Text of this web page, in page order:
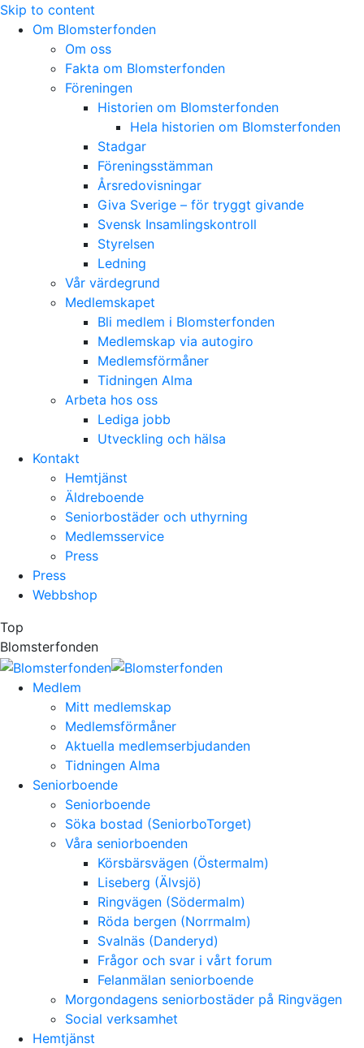
Skip to content
Om Blomsterfonden
Om oss
Fakta om Blomsterfonden
Föreningen
Historien om Blomsterfonden
Hela historien om Blomsterfonden
Stadgar
Föreningsstämman
Årsredovisningar
Giva Sverige – för tryggt givande
Svensk Insamlingskontroll
Styrelsen
Ledning
Vår värdegrund
Medlemskapet
Bli medlem i Blomsterfonden
Medlemskap via autogiro
Medlemsförmåner
Tidningen Alma
Arbeta hos oss
Lediga jobb
Utveckling och hälsa
Kontakt
Hemtjänst
Äldreboende
Seniorbostäder och uthyrning
Medlemsservice
Press
Press
Webbshop
Top
Blomsterfonden
Medlem
Mitt medlemskap
Medlemsförmåner
Aktuella medlemserbjudanden
Tidningen Alma
Seniorboende
Seniorboende
Söka bostad (SeniorboTorget)
Våra seniorboenden
Körsbärsvägen (Östermalm)
Liseberg (Älvsjö)
Ringvägen (Södermalm)
Röda bergen (Norrmalm)
Svalnäs (Danderyd)
Frågor och svar i vårt forum
Felanmälan seniorboende
Morgondagens seniorbostäder på Ringvägen
Social verksamhet
Hemtjänst